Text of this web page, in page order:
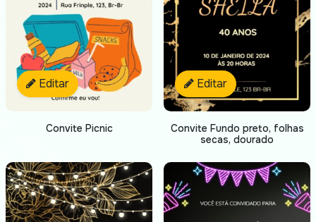
Editar
Convite Picnic
Editar
Convite Fundo preto, folhas
secas, dourado